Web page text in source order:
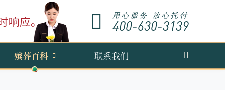
用心服务 放心托付
400-630-3139
殡葬百科 联系我们